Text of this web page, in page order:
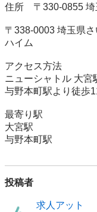
住所	〒330-0855 埼玉県さいたま市大宮区上小町220
〒338-0003 埼玉県
ハイム
アクセス方法
ニューシャトル 大宮
与野本町駅より徒歩
最寄り駅
大宮駅
与野本町駅
投稿者
求人アット